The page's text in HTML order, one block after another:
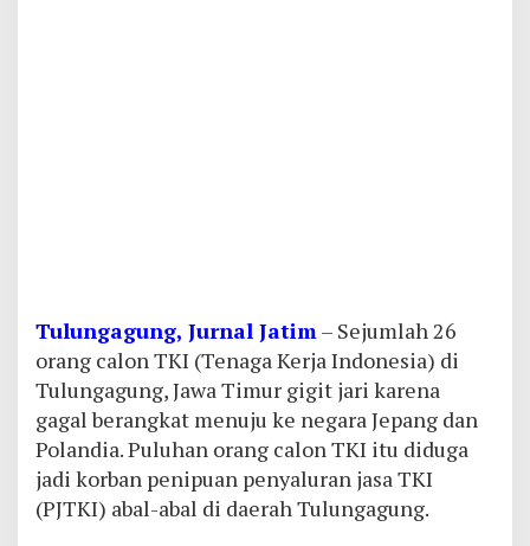
Tulungagung, Jurnal Jatim– Sejumlah 26
orang calon TKI (Tenaga Kerja Indonesia) di
Tulungagung, Jawa Timur gigit jari karena
gagal berangkat menuju ke negara Jepang dan
Polandia. Puluhan orang calon TKI itu diduga
jadi korban penipuan penyaluran jasa TKI
(PJTKI) abal-abal di daerah Tulungagung.